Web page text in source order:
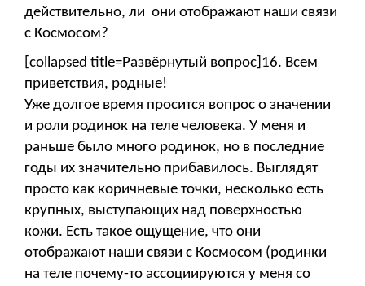
действительно, ли они отображают наши связи
с Космосом?
[collapsed title=Развёрнутый вопрос]16. Всем
приветствия, родные!
Уже долгое время просится вопрос о значении
и роли родинок на теле человека. У меня и
раньше было много родинок, но в последние
годы их значительно прибавилось. Выглядят
просто как коричневые точки, несколько есть
крупных, выступающих над поверхностью
кожи. Есть такое ощущение, что они
отображают наши связи с Космосом (родинки
на теле почему-то ассоциируются у меня со